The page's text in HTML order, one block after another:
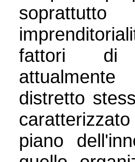
fattori di
distretto
piano